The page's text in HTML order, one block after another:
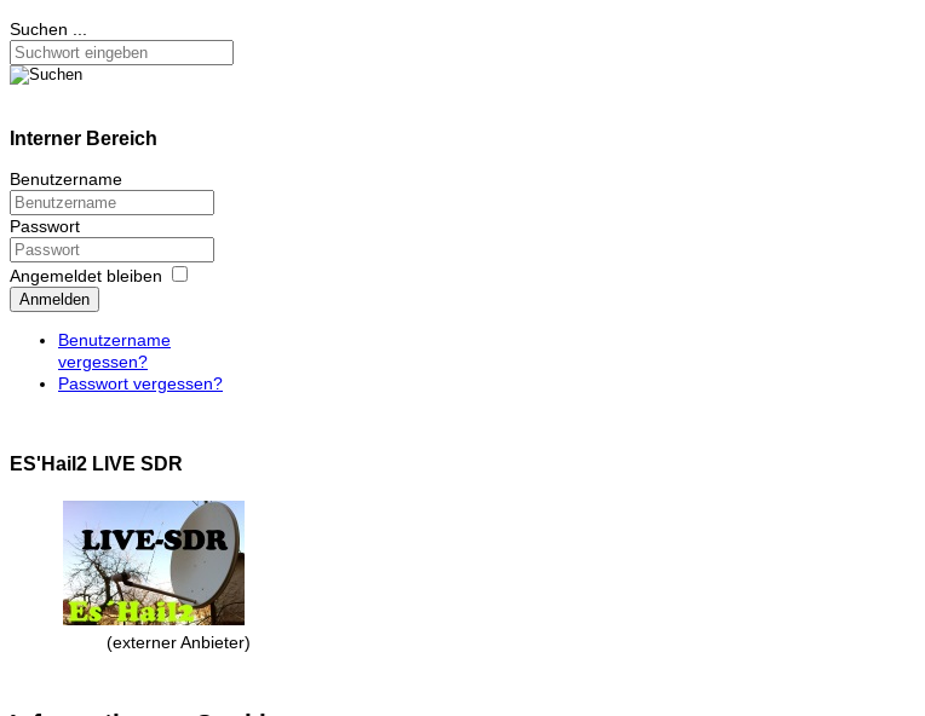
Suchen ...
Interner Bereich
Benutzername
Passwort
Angemeldet bleiben
Anmelden
Benutzername
vergessen?
Passwort vergessen?
ES'Hail2 LIVE SDR
(externer Anbieter)